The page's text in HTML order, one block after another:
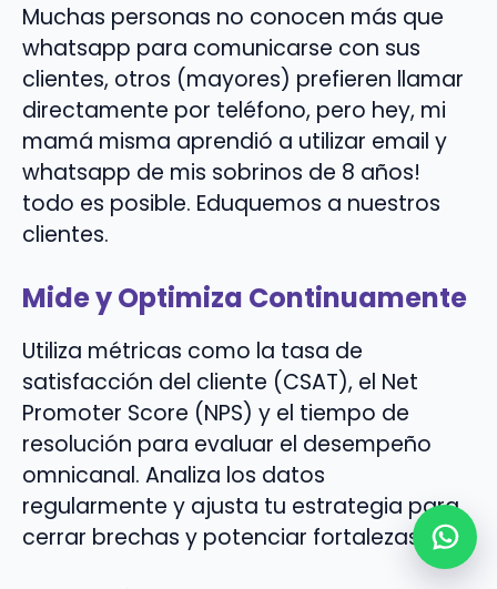
Muchas personas no conocen más que
whatsapp para comunicarse con sus
clientes, otros (mayores) prefieren llamar
directamente por teléfono, pero hey, mi
mamá misma aprendió a utilizar email y
whatsapp de mis sobrinos de 8 años!
todo es posible. Eduquemos a nuestros
clientes.
Mide y Optimiza Continuamente
Utiliza métricas como la tasa de
satisfacción del cliente (CSAT), el Net
Promoter Score (NPS) y el tiempo de
resolución para evaluar el desempeño
omnicanal. Analiza los datos
regularmente y ajusta tu estrategia para
cerrar brechas y potenciar fortalezas.